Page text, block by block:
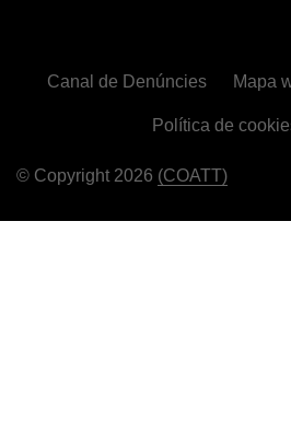
© Copyright 2026 (COATT)
Canal de Denúncies Mapa
Política de